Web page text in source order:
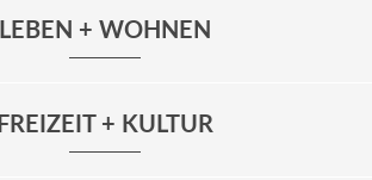
LEBEN + WOHNEN
FREIZEIT + KULTUR